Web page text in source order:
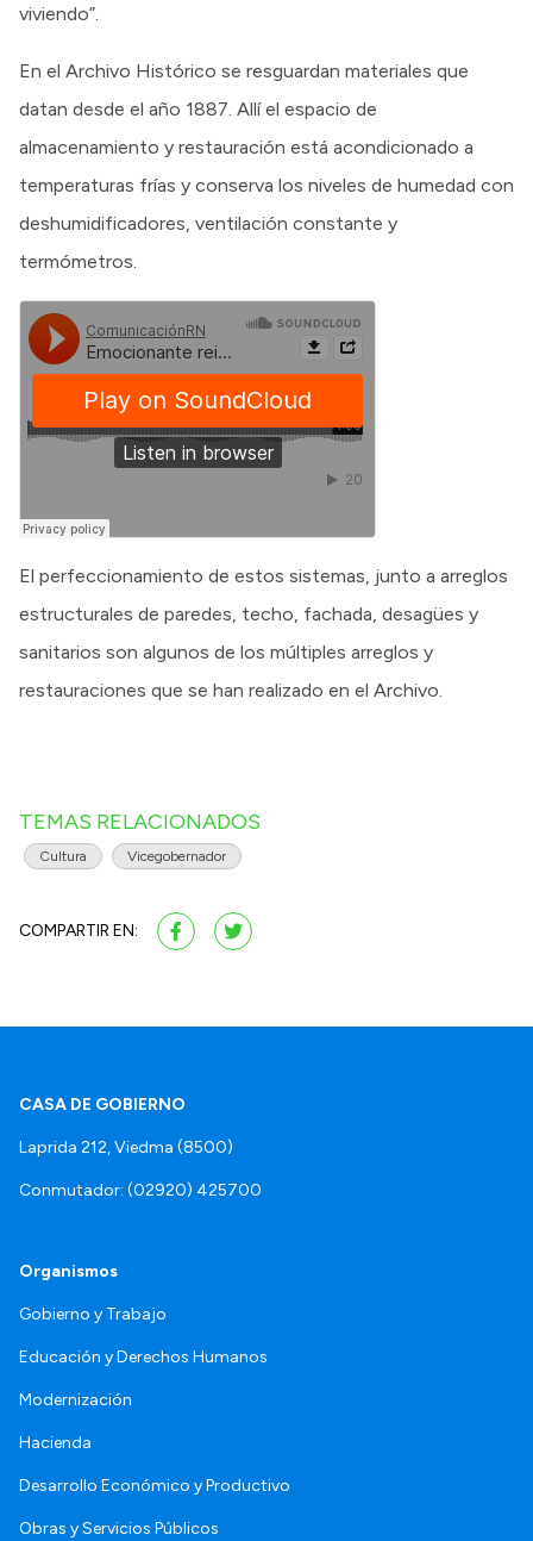
viviendo”.
En el Archivo Histórico se resguardan materiales que
datan desde el año 1887. Allí el espacio de
almacenamiento y restauración está acondicionado a
temperaturas frías y conserva los niveles de humedad con
deshumidificadores, ventilación constante y
termómetros.
El perfeccionamiento de estos sistemas, junto a arreglos
estructurales de paredes, techo, fachada, desagües y
sanitarios son algunos de los múltiples arreglos y
restauraciones que se han realizado en el Archivo.
TEMAS RELACIONADOS
Cultura Vicegobernador
COMPARTIR EN:
CASA DE GOBIERNO
Laprida 212, Viedma (8500)
Conmutador: (02920) 425700
Organismos
Gobierno y Trabajo
Educación y Derechos Humanos
Modernización
Hacienda
Desarrollo Económico y Productivo
Obras y Servicios Públicos